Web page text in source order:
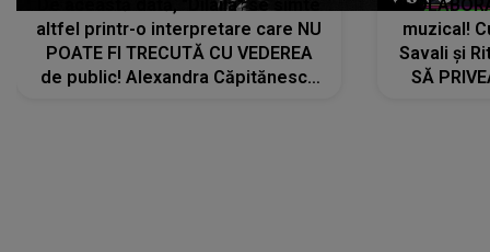
De această dată, "Dilaila" se simte
altfel printr-o interpretare care NU
POATE FI TRECUTĂ CU VEDEREA
de public! Alexandra Căpitănescu
muzical!
Savali și
SĂ